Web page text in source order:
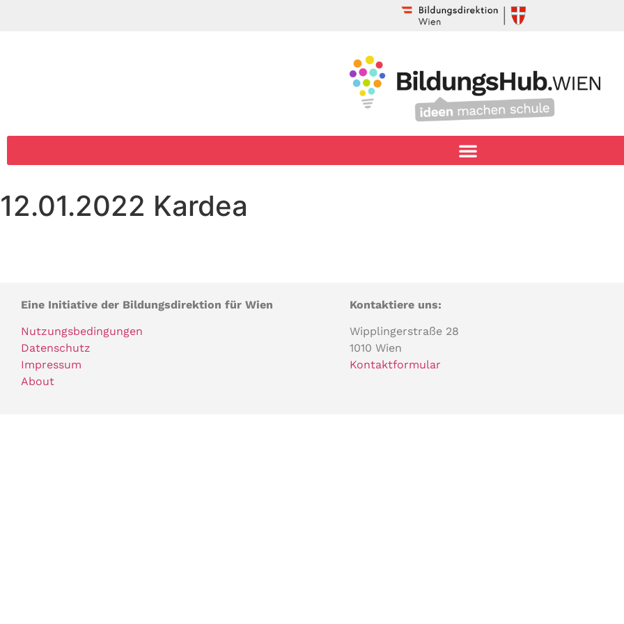
12.01.2022 Kardea
Eine Initiative der Bildungsdirektion für Wien
Nutzungsbedingungen
Datenschutz
Impressum
About
Kontaktiere uns:
Wipplingerstraße 28
1010 Wien
Kontaktformular